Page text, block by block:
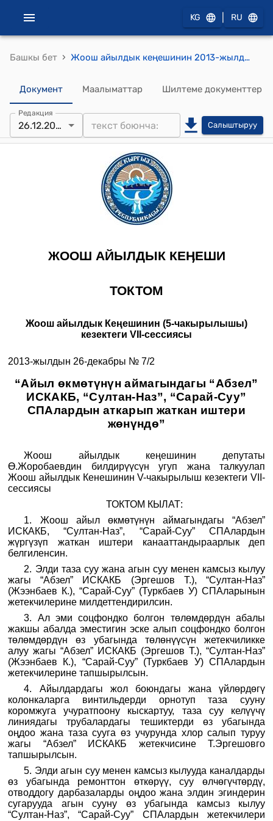
KG RU
Башкы бет › Жоош айылдык кеңешинин 2013-жылдын 26-декабрындагы № 7/2 “Айыл өкмөтүнүн аймагындагы “Абзел” ИСКАКБ, “Султан-Наз”, “Сарай-Суу” СПАлардын аткарып жаткан иштери жөнүндө” токтому
Документ Маалыматтар Шилтеме документтер
Редакция
26.12.2013 Салыштыруу